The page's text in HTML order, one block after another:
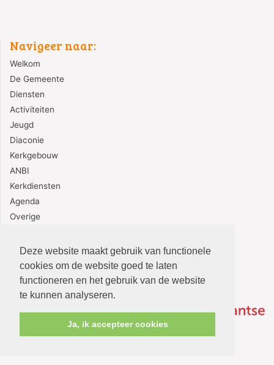
Deze website maakt gebruik van functionele
cookies om de website goed te laten
functioneren en het gebruik van de website
te kunnen analyseren.
Ja, ik accepteer cookies
Navigeer naar:
Welkom
De Gemeente
Diensten
Activiteiten
Jeugd
Diaconie
Kerkgebouw
ANBI
Kerkdiensten
Agenda
Overige